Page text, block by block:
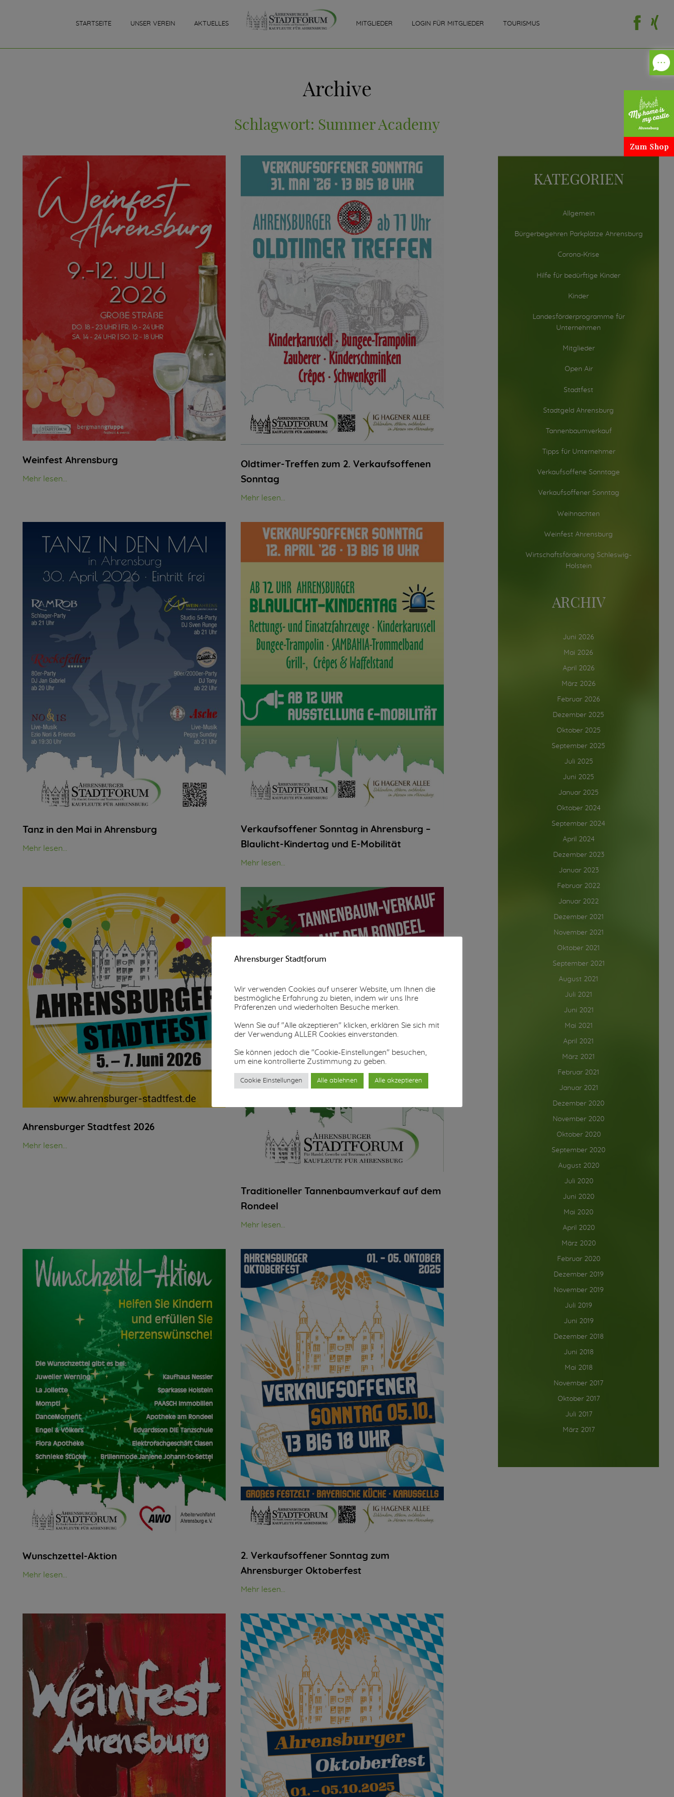
STARTSEITE UNSER VEREIN AKTUELLES MITGLIEDER LOGIN FÜR MITGLIEDER TOURISMUS
Archive
Schlagwort: Summer Academy
Weinfest Ahrensburg
Mehr lesen...
Oldtimer-Treffen zum 2. Verkaufsoffenen
Sonntag
Mehr lesen...
Tanz in den Mai in Ahrensburg
Mehr lesen...
Verkaufsoffener Sonntag in Ahrensburg –
Blaulicht-Kindertag und E-Mobilität
Mehr lesen...
Ahrensburger Stadtfest 2026
Mehr lesen...
Traditioneller Tannenbaumverkauf auf dem
Rondeel
Mehr lesen...
Wunschzettel-Aktion
Mehr lesen...
2. Verkaufsoffener Sonntag zum
Ahrensburger Oktoberfest
Mehr lesen...
KATEGORIEN
Allgemein
Bürgerbegehren Parkplätze Ahrensburg
Corona-Krise
Hilfe für bedürftige Kinder
Kinder
Landesförderprogramme für
Unternehmen
Mitglieder
Open Air
Stadtfest
Stadtgeld Ahrensburg
Tannenbaumverkauf
Tipps für Unternehmer
Verkaufsoffene Sonntage
Verkaufsoffener Sonntag
Weihnachten
Weinfest Ahrensburg
Wirtschaftsförderung Schleswig-
Holstein
ARCHIV
Juni 2026
Mai 2026
April 2026
März 2026
Februar 2026
Dezember 2025
Oktober 2025
September 2025
Juli 2025
Juni 2025
Januar 2025
Oktober 2024
September 2024
April 2024
Dezember 2023
Januar 2023
Februar 2022
Januar 2022
Dezember 2021
November 2021
Oktober 2021
September 2021
August 2021
Juli 2021
Juni 2021
Mai 2021
April 2021
März 2021
Februar 2021
Januar 2021
Dezember 2020
November 2020
Oktober 2020
September 2020
August 2020
Juli 2020
Juni 2020
Mai 2020
April 2020
März 2020
Februar 2020
Dezember 2019
November 2019
Juli 2019
Juni 2019
Dezember 2018
Juni 2018
Mai 2018
November 2017
Oktober 2017
Juli 2017
März 2017
Ahrensburger Stadtforum
Wir verwenden Cookies auf unserer Website, um Ihnen die
bestmögliche Erfahrung zu bieten, indem wir uns Ihre
Präferenzen und wiederholten Besuche merken.
Wenn Sie auf "Alle akzeptieren" klicken, erklären Sie sich mit
der Verwendung ALLER Cookies einverstanden.
Sie können jedoch die "Cookie-Einstellungen" besuchen,
um eine kontrollierte Zustimmung zu geben.
Cookie Einstellungen Alle ablehnen Alle akzeptieren